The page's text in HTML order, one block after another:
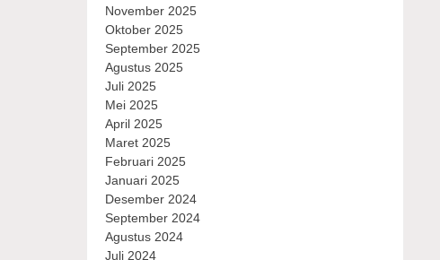
November 2025
Oktober 2025
September 2025
Agustus 2025
Juli 2025
Mei 2025
April 2025
Maret 2025
Februari 2025
Januari 2025
Desember 2024
September 2024
Agustus 2024
Juli 2024